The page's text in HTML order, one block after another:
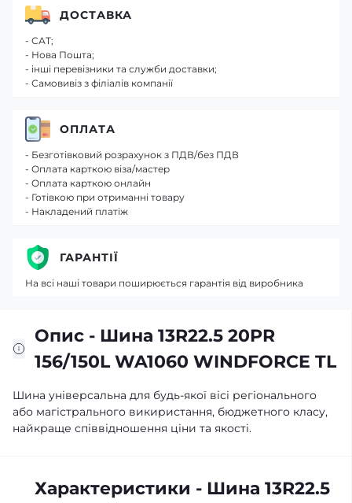
Опис - Шина 13R22.5 20PR
156/150L WA1060 WINDFORCE TL
Шина універсальна для будь-якої вісі регіонального
або магістрального викиристання, бюджетного класу,
найкраще співвідношення ціни та якості.
Характеристики - Шина 13R22.5
ДОСТАВКА
- САТ;
- Нова Пошта;
- інші перевізники та служби доставки;
- Самовивіз з філіалів компанії
ОПЛАТА
- Безготівковий розрахунок з ПДВ/без ПДВ
- Оплата карткою віза/мастер
- Оплата карткою онлайн
- Готівкою при отриманні товару
- Накладений платіж
ГАРАНТІЇ
На всі наші товари поширюється гарантія від виробника